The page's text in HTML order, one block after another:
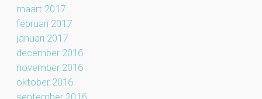
maart 2017
februari 2017
januari 2017
december 2016
november 2016
oktober 2016